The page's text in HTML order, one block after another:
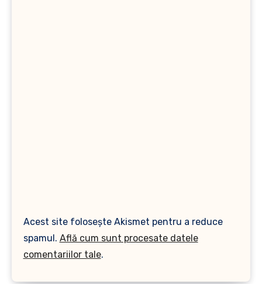
Acest site folosește Akismet pentru a reduce
spamul. Află cum sunt procesate datele
comentariilor tale.